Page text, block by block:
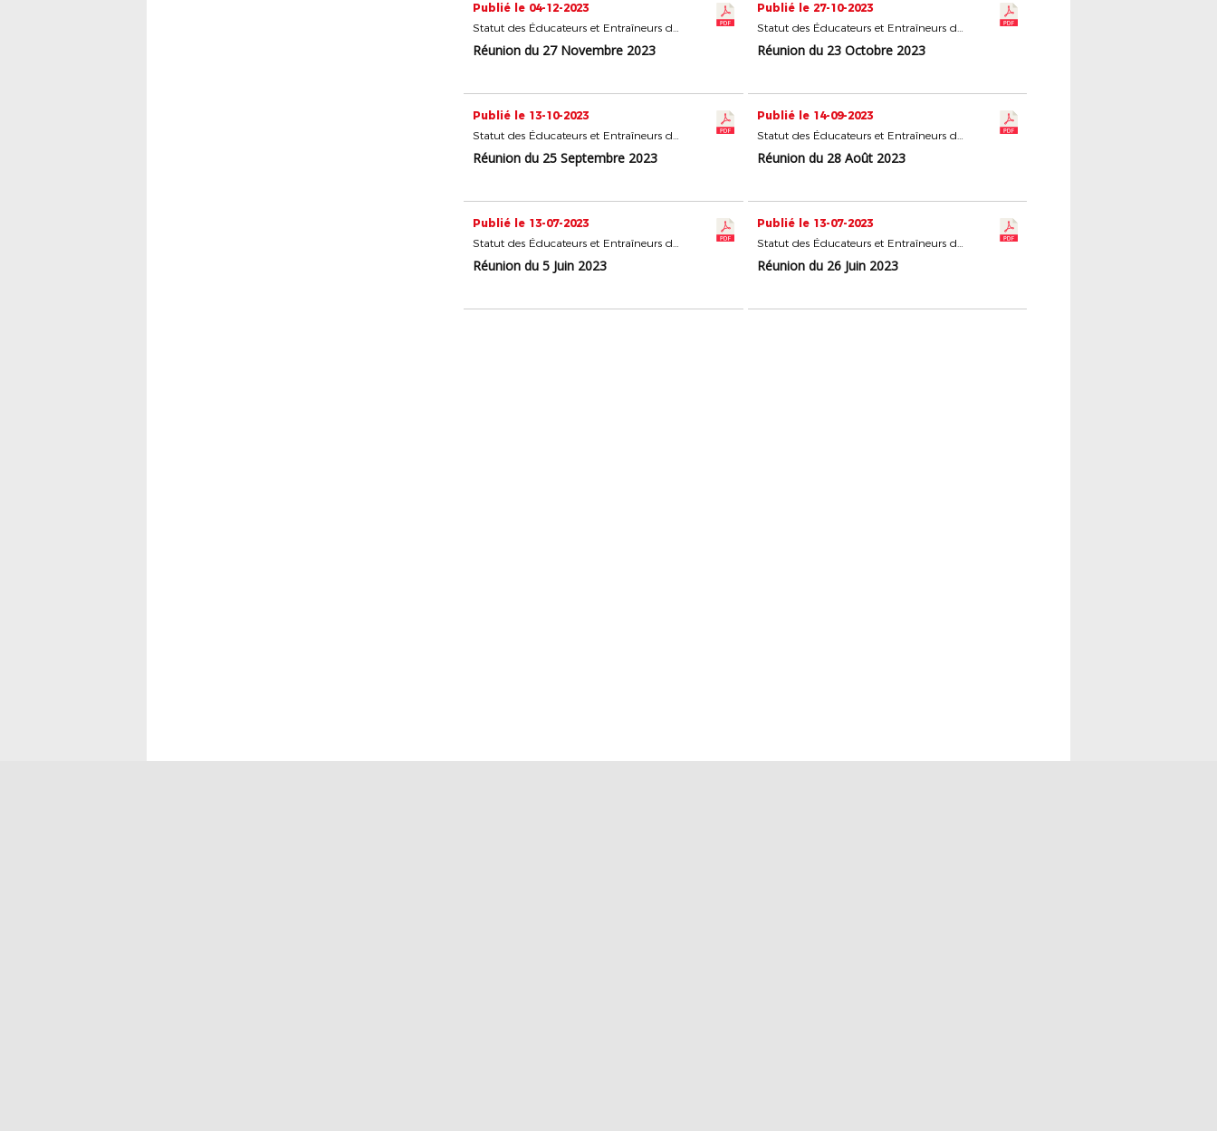
Publié le 04-12-2023
Statut des Éducateurs et Entraîneurs du Football
Réunion du 27 Novembre 2023
Publié le 27-10-2023
Statut des Éducateurs et Entraîneurs du Football
Réunion du 23 Octobre 2023
Publié le 13-10-2023
Statut des Éducateurs et Entraîneurs du Football
Réunion du 25 Septembre 2023
Publié le 14-09-2023
Statut des Éducateurs et Entraîneurs du Football
Réunion du 28 Août 2023
Publié le 13-07-2023
Statut des Éducateurs et Entraîneurs du Football
Réunion du 5 Juin 2023
Publié le 13-07-2023
Statut des Éducateurs et Entraîneurs du Football
Réunion du 26 Juin 2023